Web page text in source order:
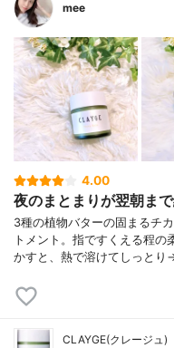
mee
4.00
夜のまとまりが翌朝ま
3種の植物バターの固まるチ
トメント。指ですくえる程
かすと、熱で溶けてしっと
CLAYGE(クレージュ)